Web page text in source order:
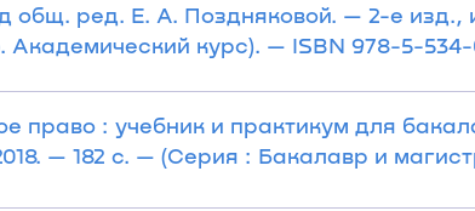
общ. ред. Е. А. Поздняковой. — 2-е изд.,
курс). — ISBN 978-5-
право : учебник и практикум для
— 182 с. — (Серия : Бакалавр и